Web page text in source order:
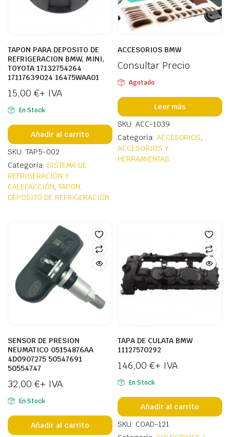
TAPON PARA DEPOSITO DE
REFRIGERACION BMW, MINI,
TOYOTA 17132754264
17117639024 16475WAA01
15,00 €+ IVA
En Stock
Añadir al carrito
SKU: TAP5-002
Categoría: SISTEMA DE
REFRIGERACIÓN Y
CALEFACCIÓN, TAPON,
DEPOSITO DE REFRIGERACION
ACCESORIOS BMW
Consultar Precio
Agotado
Leer más
SKU: ACC-1039
Categoría: ACCESORIOS,
ACCESORIOS Y
HERRAMIENTAS
SENSOR DE PRESION
NEUMATICO 05154876AA
4D0907275 50547691
50554747
32,00 €+ IVA
En Stock
Añadir al carrito
TAPA DE CULATA BMW
11127570292
146,00 €+ IVA
En Stock
Añadir al carrito
SKU: COAD-121